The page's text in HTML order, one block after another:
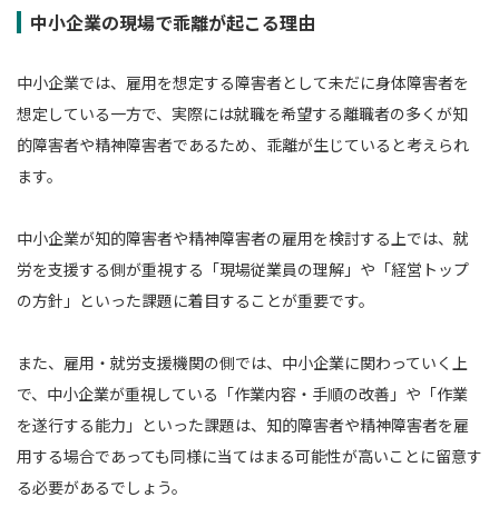
中小企業の現場で乖離が起こる理由
中小企業では、雇用を想定する障害者として未だに身体障害者を
想定している一方で、実際には就職を希望する離職者の多くが知
的障害者や精神障害者であるため、乖離が生じていると考えられ
ます。
中小企業が知的障害者や精神障害者の雇用を検討する上では、就
労を支援する側が重視する「現場従業員の理解」や「経営トップ
の方針」といった課題に着目することが重要です。
また、雇用・就労支援機関の側では、中小企業に関わっていく上
で、中小企業が重視している「作業内容・手順の改善」や「作業
を遂行する能力」といった課題は、知的障害者や精神障害者を雇
用する場合であっても同様に当てはまる可能性が高いことに留意す
る必要があるでしょう。